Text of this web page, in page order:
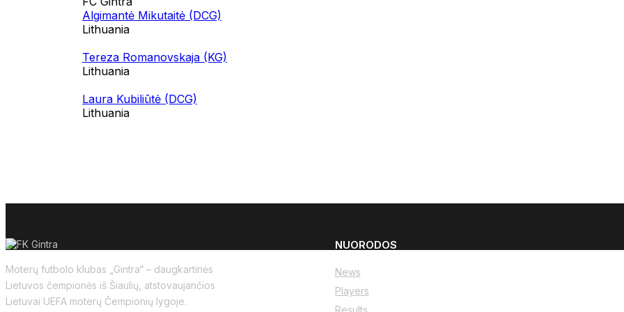
Algimantė Mikutaitė (DCG)
Lithuania
Tereza Romanovskaja (KG)
Lithuania
Laura Kubiliūtė (DCG)
Lithuania
Moterų futbolo klubas „Gintra“ – daugkartinės
Lietuvos čempionės iš Šiaulių, atstovaujančios
Lietuvai UEFA moterų Čempionių lygoje.
NUORODOS
News
Players